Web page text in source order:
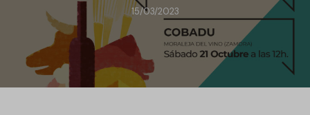
15/03/2023